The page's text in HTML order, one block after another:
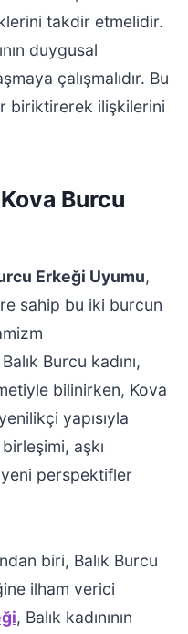
takdir etmelidir.
duygusal
çalışmalıdır. Bu
biriktirerek ilişkilerini
Kova Burcu
Erkeği Uyumu,
sahip bu iki burcun
Burcu kadını,
bilinirken, Kova
yapısıyla
aşkı
perspektifler
biri, Balık Burcu
ilham verici
, Balık kadınının